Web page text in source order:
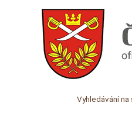
Vyhledávání